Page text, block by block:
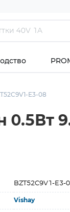
E3-08
0.5Вт
BZT52C9V1-E3-
Vishay